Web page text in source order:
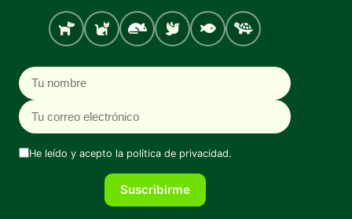
Perro Gato Roedores
Aves PecesTortugas
Nombre
Correo electrónico
He leído y acepto la política de privacidad.
Suscribirme